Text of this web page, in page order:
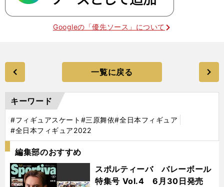
Googleの「優先ソース」について
一覧に戻る
キーワード
#フィギュアスケート #三原舞依#全日本フィギュア
#全日本フィギュア2022
編集部のおすすめ
スポルティーバ バレーボール
特集号 Vol.4 6月30日発売